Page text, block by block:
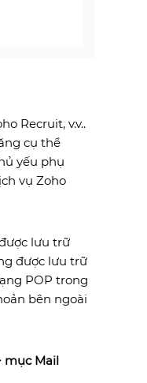
Recruit, v.v..
cụ thể
yếu phụ
vụ Zoho
lưu trữ
được lưu trữ
POP trong
bên ngoài
mục Mail